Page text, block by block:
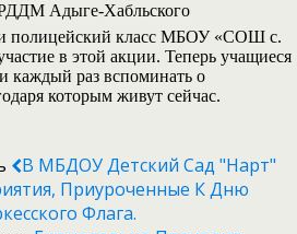
Адыге-Хабльского
полицейский класс МБОУ «СОШ с.
в этой акции. Теперь учащиеся
каждый раз вспоминать о
которым живут сейчас.
В МБДОУ Детский Сад "Нарт"
Приуроченные К Дню
Флага.